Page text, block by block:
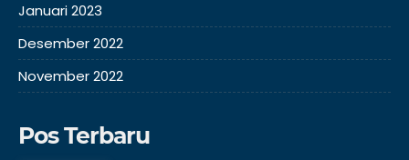
Januari 2023
Desember 2022
November 2022
Pos Terbaru